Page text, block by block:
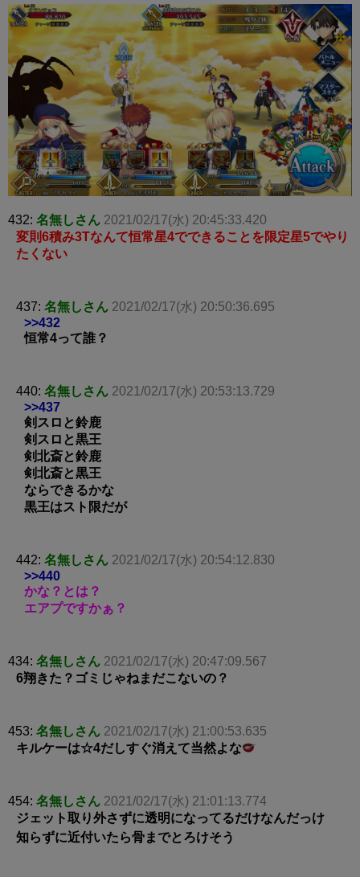
432: 名無しさん 2021/02/17(水) 20:45:33.420
変則6積み3Tなんて恒常星4でできることを限定星5でやり
たくない
437: 名無しさん 2021/02/17(水) 20:50:36.695
>>432
恒常4って誰？
440: 名無しさん 2021/02/17(水) 20:53:13.729
>>437
剣スロと鈴鹿
剣スロと黒王
剣北斎と鈴鹿
剣北斎と黒王
ならできるかな
黒王はスト限だが
442: 名無しさん 2021/02/17(水) 20:54:12.830
>>440
かな？とは？
エアプですかぁ？
434: 名無しさん 2021/02/17(水) 20:47:09.567
6翔きた？ゴミじゃねまだこないの？
453: 名無しさん 2021/02/17(水) 21:00:53.635
キルケーは☆4だしすぐ消えて当然よな
454: 名無しさん 2021/02/17(水) 21:01:13.774
ジェット取り外さずに透明になってるだけなんだっけ
知らずに近付いたら骨までとろけそう